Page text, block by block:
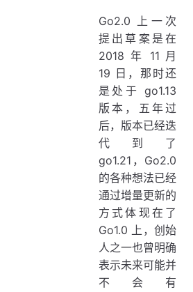
Go2.0 上一次
提出草案是在
2018 年 11 月
19 日，那时还
是处于 go1.13
版本，五年过
后，版本已经迭
代到了
go1.21，Go2.0
的各种想法已经
通过增量更新的
方式体现在了
Go1.0 上，创始
人之一也曾明确
表示未来可能并
不会有